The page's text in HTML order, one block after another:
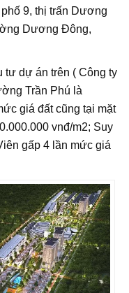
9, thị trấn Dương
Dương Đông,
tư dự án trên ( Công ty
Trần Phú là
giá đất cũng tại mặt
vnđ/m2; Suy
gấp 4 lần mức giá